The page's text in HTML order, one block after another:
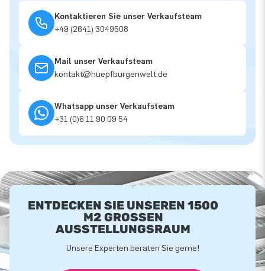
Kontaktieren Sie unser Verkaufsteam
+49 (2641) 3049508
Mail unser Verkaufsteam
kontakt@huepfburgenwelt.de
Whatsapp unser Verkaufsteam
+31 (0)6 11 90 09 54
ENTDECKEN SIE UNSEREN 1500
M2 GROSSEN A
USSTELLUNGSRAUM
Unsere Experten beraten Sie gerne!